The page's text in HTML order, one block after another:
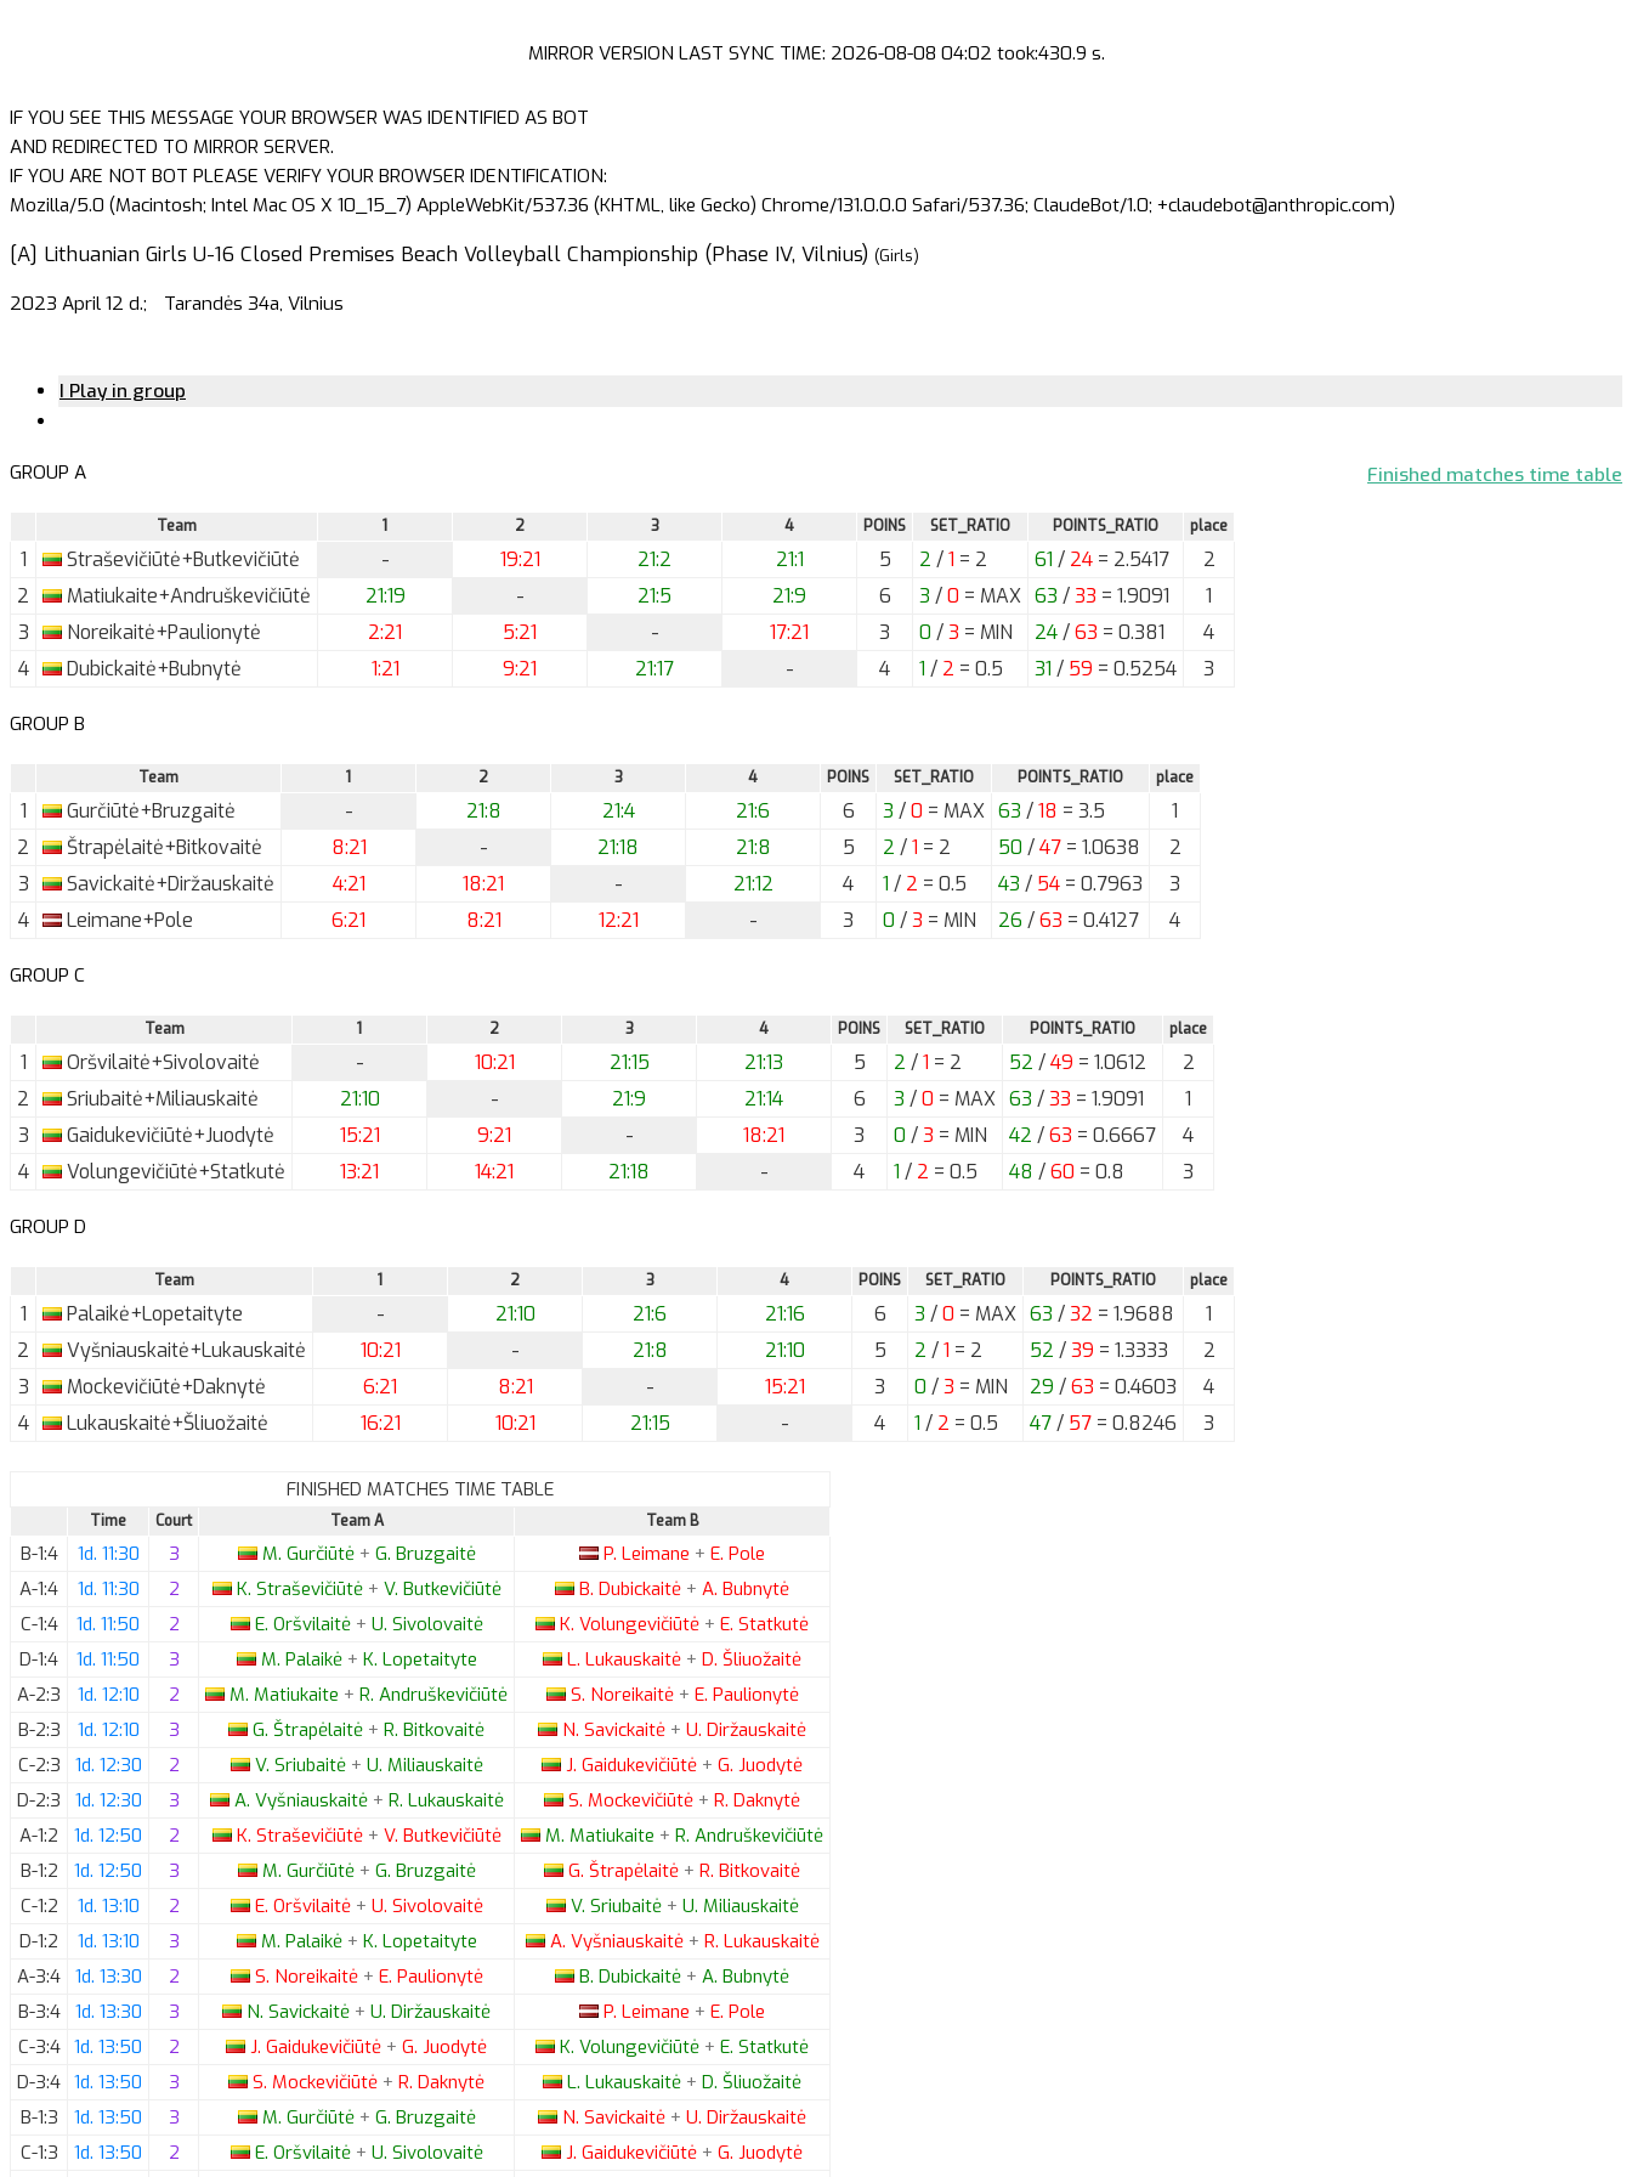
MIRROR VERSION LAST SYNC TIME: 2026-08-08 04:02 took:430.9 s.
IF YOU SEE THIS MESSAGE YOUR BROWSER WAS IDENTIFIED AS BOT
AND REDIRECTED TO MIRROR SERVER.
IF YOU ARE NOT BOT PLEASE VERIFY YOUR BROWSER IDENTIFICATION:
Mozilla/5.0 (Macintosh; Intel Mac OS X 10_15_7) AppleWebKit/537.36 (KHTML, like Gecko) Chrome/131.0.0.0 Safari/537.36; ClaudeBot/1.0; +claudebot@anthropic.com)
[A] Lithuanian Girls U-16 Closed Premises Beach Volleyball Championship (Phase IV, Vilnius) (Girls)
2023 April 12 d.; Tarandės 34a, Vilnius
I Play in group
Finished matches time table
GROUP A
Team 1 2 3 4 POINS SET_RATIO POINTS_RATIO place
1 Straševičiūtė+Butkevičiūtė - 19:21 21:2 21:1 5 2 /1 = 2 61 / 24 = 2.5417
2
2
Matiukaite+Andruškevičiūtė 21:19 - 21:5 21:9 6 3 /0 = MAX 63 /33 = 1.9091
1
3
Noreikaitė+Paulionytė 2:21 5:21 - 17:21 3 0 /3 = MIN 24/63 = 0.381
4
4
Dubickaitė+Bubnytė 1:21 9:21 21:17 - 4 1 / 2 = 0.5 31 / 59 = 0.5254 3
GROUP B
Team 1 2 3 4 POINS SET_RATIO POINTS_RATIO place
1 Gurčiūtė+Bruzgaitė - 21:8 21:4 21:6 6 3 /0 = MAX 63 /18 = 3.5
1
2
Štrapėlaitė+Bitkovaitė 8:21 - 21:18 21:8 5 2 /1 = 2 50 /47 = 1.0638
2
3
Savickaitė+Diržauskaitė 4:21 18:21 - 21:12 4 1 / 2 = 0.5 43 / 54 = 0.7963
3
4
Leimane+Pole 6:21 8:21 12:21 - 3 0 /3 = MIN 26 /63 = 0.4127 4
GROUP C
Team 1 2 3 4 POINS SET_RATIO POINTS_RATIO place
1 Oršvilaitė+Sivolovaitė - 10:21 21:15 21:13 5 2 /1 = 2 52 /49 = 1.0612
2
2
Sriubaitė+Miliauskaitė 21:10 - 21:9 21:14 6 3 /0 = MAX 63 /33 = 1.9091
1
3
Gaidukevičiūtė+Juodytė 15:21 9:21 - 18:21 3 0 /3 = MIN 42 /63 = 0.6667
4
4
Volungevičiūtė+Statkutė 13:21 14:21 21:18 - 4 1 / 2 = 0.5 48 /60 = 0.8 3
GROUP D
Team 1 2 3 4 POINS SET_RATIO POINTS_RATIO place
1 Palaikė+Lopetaityte - 21:10 21:6 21:16 6 3 /0 = MAX 63 /32 = 1.9688
1
2
Vyšniauskaitė+Lukauskaitė 10:21 - 21:8 21:10 5 2 /1 = 2 52 /39 = 1.3333
2
3
Mockevičiūtė+Daknytė 6:21 8:21 - 15:21 3 0 /3 = MIN 29 /63 = 0.4603
4
4
Lukauskaitė+Šliuožaitė 16:21 10:21 21:15 - 4 1 / 2 = 0.5 47/ 57 = 0.8246 3
FINISHED MATCHES TIME TABLE
Time Court Team A Team B
B-1:4 1d. 11:30 3 M. Gurčiūtė + G. Bruzgaitė P. Leimane + E. Pole
A-1:4
1d. 11:30 2 K. Straševičiūtė + V. Butkevičiūtė B. Dubickaitė + A. Bubnytė
C-1:4
1d. 11:50 2 E. Oršvilaitė + U. Sivolovaitė K. Volungevičiūtė + E. Statkutė
D-1:4
1d. 11:50 3 M. Palaikė + K. Lopetaityte L. Lukauskaitė + D. Šliuožaitė
A-2:3
1d. 12:10 2 M. Matiukaite + R. Andruškevičiūtė S. Noreikaitė + E. Paulionytė
B-2:3
1d. 12:10 3 G. Štrapėlaitė + R. Bitkovaitė N. Savickaitė + U. Diržauskaitė
C-2:3
1d. 12:30 2 V. Sriubaitė + U. Miliauskaitė J. Gaidukevičiūtė + G. Juodytė
D-2:3
1d. 12:30 3 A. Vyšniauskaitė + R. Lukauskaitė S. Mockevičiūtė + R. Daknytė
A-1:2
1d. 12:50 2 K. Straševičiūtė + V. Butkevičiūtė M. Matiukaite + R. Andruškevičiūtė
B-1:2
1d. 12:50 3 M. Gurčiūtė + G. Bruzgaitė G. Štrapėlaitė + R. Bitkovaitė
C-1:2
1d. 13:10 2 E. Oršvilaitė + U. Sivolovaitė V. Sriubaitė + U. Miliauskaitė
D-1:2
1d. 13:10 3 M. Palaikė + K. Lopetaityte A. Vyšniauskaitė + R. Lukauskaitė
A-3:4 1d. 13:30 2 S. Noreikaitė + E. Paulionytė B. Dubickaitė + A. Bubnytė
B-3:4
1d. 13:30 3 N. Savickaitė + U. Diržauskaitė P. Leimane + E. Pole
C-3:4 1d. 13:50 2 J. Gaidukevičiūtė + G. Juodytė K. Volungevičiūtė + E. Statkutė
D-3:4 1d. 13:50 3 S. Mockevičiūtė + R. Daknytė L. Lukauskaitė + D. Šliuožaitė
B-1:3
1d. 13:50 3 M. Gurčiūtė + G. Bruzgaitė N. Savickaitė + U. Diržauskaitė
C-1:3
1d. 13:50 2 E. Oršvilaitė + U. Sivolovaitė J. Gaidukevičiūtė + G. Juodytė